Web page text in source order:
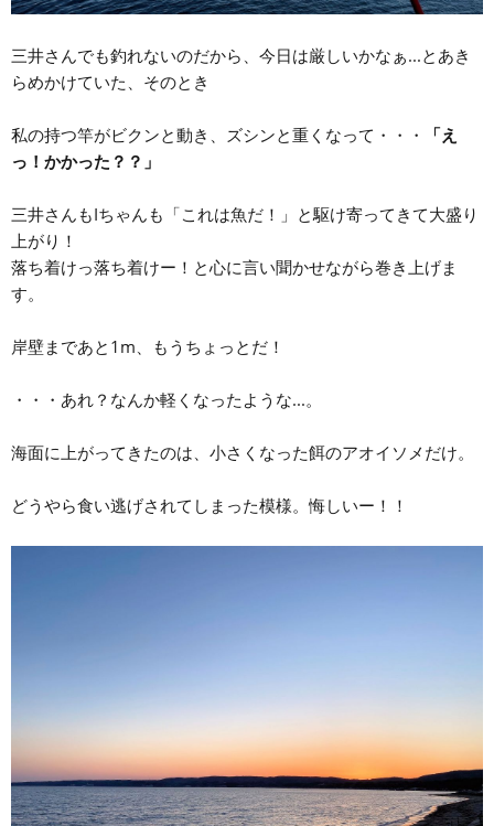
三井さんでも釣れないのだから、今日は厳しいかなぁ...とあき
らめかけていた、そのとき
私の持つ竿がビクンと動き、ズシンと重くなって・・・
「え
っ！かかった？？」
三井さんもIちゃんも「これは魚だ！」と駆け寄ってきて大盛り
上がり！
落ち着けっ落ち着けー！と心に言い聞かせながら巻き上げま
す。
岸壁まであと1m、もうちょっとだ！
・・・あれ？なんか軽くなったような...。
海面に上がってきたのは、小さくなった餌のアオイソメだけ。
どうやら食い逃げされてしまった模様。悔しいー！！